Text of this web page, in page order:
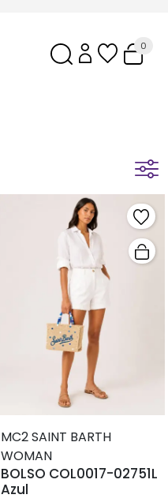
0
MC2 SAINT BARTH
WOMAN
BOLSO COL0017-02751L
Azul